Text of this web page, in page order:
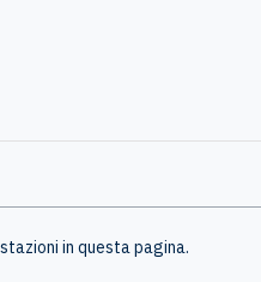
in questa pagina.